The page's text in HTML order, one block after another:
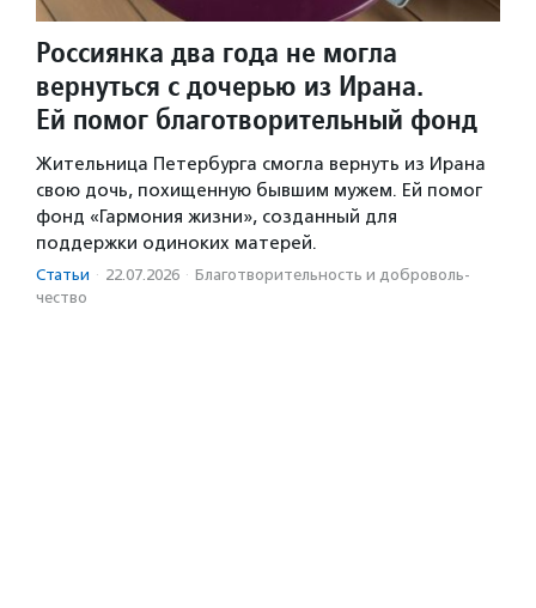
Россиянка два года не могла
вернуться с дочерью из Ирана.
Ей помог благотворительный фонд
Жительница Петербурга смогла вернуть из Ирана
свою дочь, похищенную бывшим мужем. Ей помог
фонд «Гармония жизни», созданный для
поддержки одиноких матерей.
Статьи · 22.07.2026 · Благотвори­тель­ность и доброволь­
чест­во